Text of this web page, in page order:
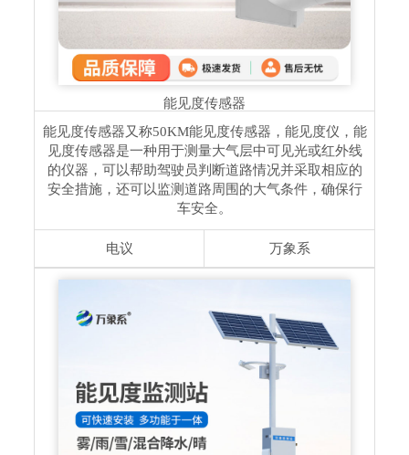
能见度传感器
能见度传感器又称50KM能见度传感器，能见度仪，能
见度传感器是一种用于测量大气层中可见光或红外线
的仪器，可以帮助驾驶员判断道路情况并采取相应的
安全措施，还可以监测道路周围的大气条件，确保行
车安全。
电议 万象系